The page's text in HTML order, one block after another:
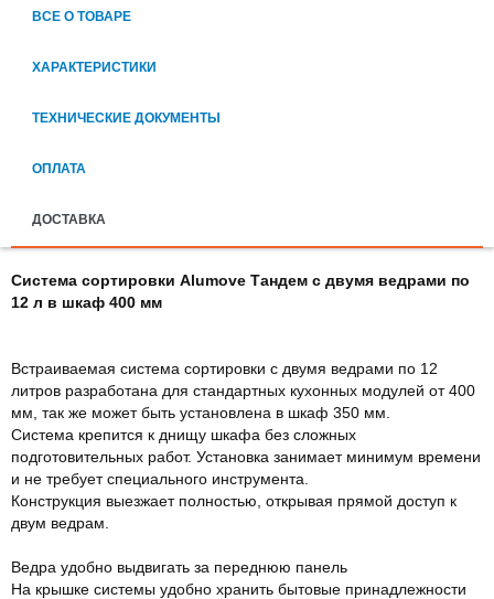
ВСЕ О ТОВАРЕ
ХАРАКТЕРИСТИКИ
ТЕХНИЧЕСКИЕ ДОКУМЕНТЫ
ОПЛАТА
ДОСТАВКА
Система сортировки Alumove Тандем с двумя ведрами по
12 л в шкаф 400 мм
Встраиваемая система сортировки с двумя ведрами по 12
литров разработана для стандартных кухонных модулей от 400
мм, так же может быть установлена в шкаф 350 мм.
Система крепится к днищу шкафа без сложных
подготовительных работ. Установка занимает минимум времени
и не требует специального инструмента.
Конструкция выезжает полностью, открывая прямой доступ к
двум ведрам.
Ведра удобно выдвигать за переднюю панель
На крышке системы удобно хранить бытовые принадлежности